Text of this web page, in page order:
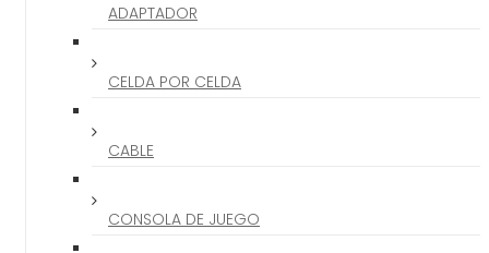
ADAPTADOR
CELDA POR CELDA
CABLE
CONSOLA DE JUEGO